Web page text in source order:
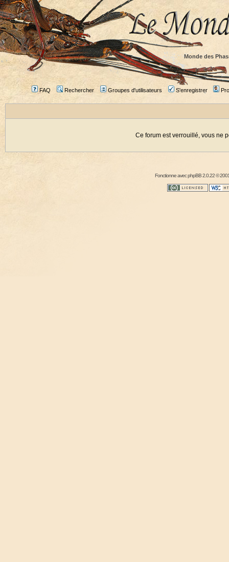
Monde des
FAQ Rechercher Groupes d'utilisateurs S'enregistrer
Ce forum est verrouillé, vous ne
Fonctionne avecphpBB2.0.22 ©